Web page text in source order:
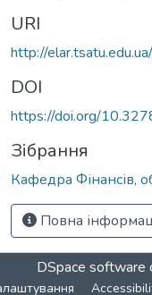
URI
http://
DOI
https://doi.org/
Зібрання
Кафедра Фінансів,
Повна
DSpace software